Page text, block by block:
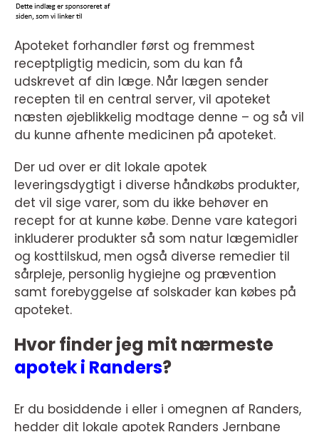
Apoteket forhandler først og fremmest
receptpligtig medicin, som du kan få
udskrevet af din læge. Når lægen sender
recepten til en central server, vil apoteket
næsten øjeblikkelig modtage denne – og så vil
du kunne afhente medicinen på apoteket.
Der ud over er dit lokale apotek
leveringsdygtigt i diverse håndkøbs produkter,
det vil sige varer, som du ikke behøver en
recept for at kunne købe. Denne vare kategori
inkluderer produkter så som natur lægemidler
og kosttilskud, men også diverse remedier til
sårpleje, personlig hygiejne og prævention
samt forebyggelse af solskader kan købes på
apoteket.
Hvor finder jeg mit nærmeste
apotek i Randers?
Er du bosiddende i eller i omegnen af Randers,
hedder dit lokale apotek Randers Jernbane